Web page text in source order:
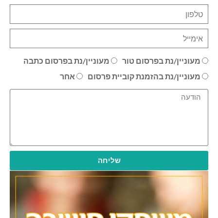
מעוניין/נת בפרסום טור
מעוניין/נת בפרסום כתבה
מעוניין/נת בהזמנת קוביית פרסום
אחר
שליחה